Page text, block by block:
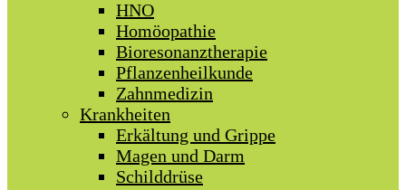
HNO
Homöopathie
Bioresonanztherapie
Pflanzenheilkunde
Zahnmedizin
Krankheiten
Erkältung und Grippe
Magen und Darm
Schilddrüse